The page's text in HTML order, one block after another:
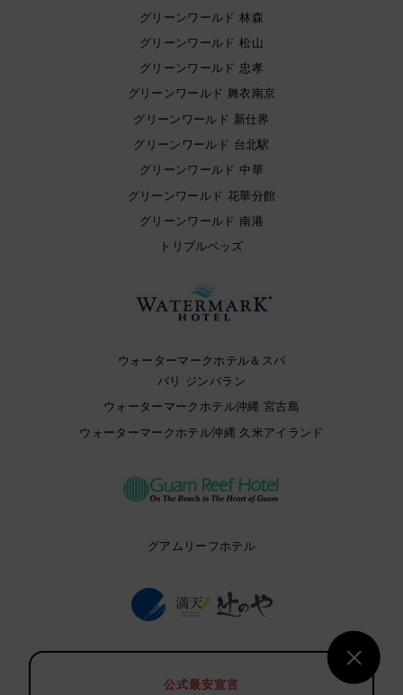
公式最安宣言
グリーンワールド 林森
グリーンワールド 松山
グリーンワールド 忠孝
グリーンワールド 舞衣南京
グリーンワールド 新仕界
グリーンワールド 台北駅
グリーンワールド 中華
グリーンワールド 花華分館
グリーンワールド 南港
トリプルベッズ
ウォーターマークホテル＆スパ
バリ ジンバラン
ウォーターマークホテル沖縄 宮古島
ウォーターマークホテル沖縄 久米アイランド
グアムリーフホテル